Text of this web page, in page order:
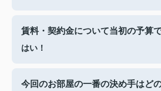
賃料・契約金について当初の予算
はい！
今回のお部屋の一番の決め手はど